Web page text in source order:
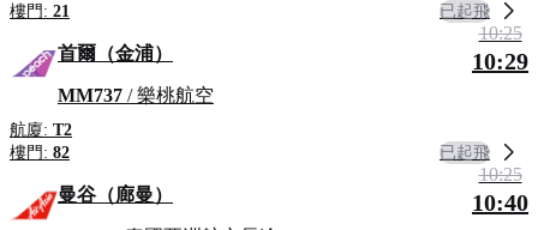
樓門: 21 已起飛
首爾（金浦）
MM737 / 樂桃航空
航廈: T2
樓門: 82
10:25
10:29
已起飛
曼谷（廊曼）
10:25
10:40